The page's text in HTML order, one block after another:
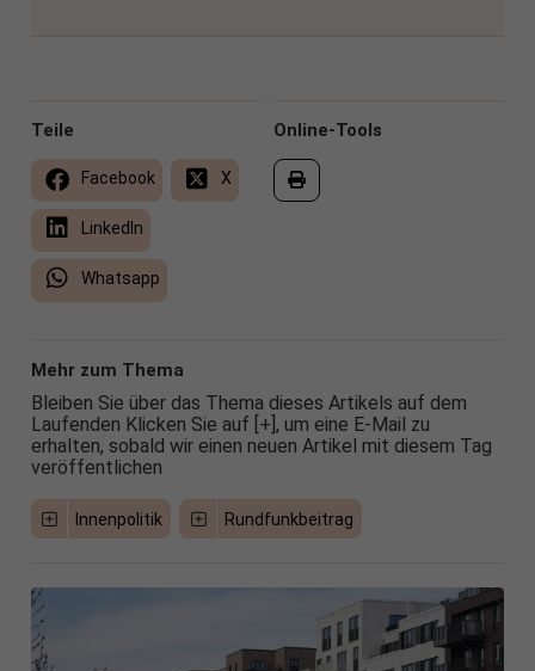
Online-Tools
Teile
Facebook X
LinkedIn
Whatsapp
Mehr zum Thema
Bleiben Sie über das Thema dieses Artikels auf dem
Laufenden Klicken Sie auf [+], um eine E-Mail zu
erhalten, sobald wir einen neuen Artikel mit diesem Tag
veröffentlichen
Innenpolitik Rundfunkbeitrag